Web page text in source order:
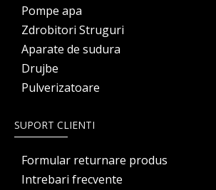
Pompe apa
Zdrobitori Struguri
Aparate de sudura
Drujbe
Pulverizatoare
SUPORT CLIENTI
Formular returnare produs
Intrebari frecvente